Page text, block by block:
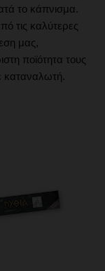
το κάπνισμα.
τις καλύτερες
μας,
ποϊότητα τους
καταναλωτή.